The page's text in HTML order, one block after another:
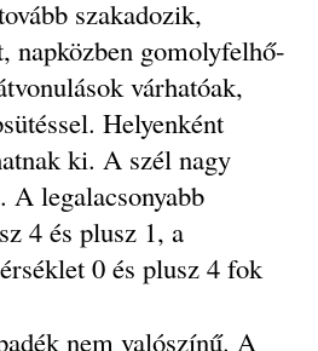
szakadozik,
napközben gomolyfelhő-
várhatóak,
Helyenként
ki. A szél nagy
A legalacsonyabb
4 és plusz 1, a
0 és plusz 4 fok
nem valószínű. A